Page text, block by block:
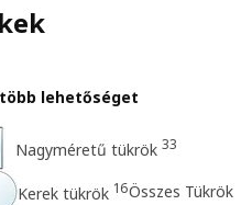
lehetőséget
Nagyméretű tükrök 33
Kerek tükrök 16Összes Tükrök